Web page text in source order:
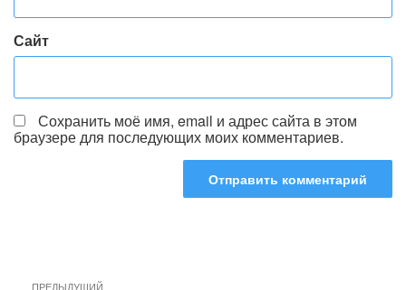
Сайт
Сохранить моё имя, email и адрес сайта в этом
браузере для последующих моих комментариев.
ПРЕДЫДУЩИЙ